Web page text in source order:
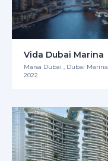
Vida Dubai Marina
Marsa Dubai , Dubai Marina
2022